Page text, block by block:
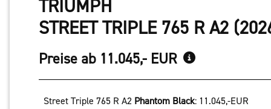
TRIUMPH
STREET TRIPLE 765 R A2
Preise ab 11.045,- EUR
Street Triple 765 R A2 Phantom Black: 11.045,-EUR